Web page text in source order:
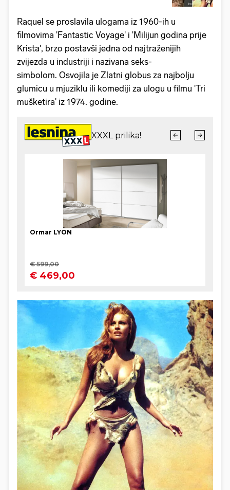
Raquel se proslavila ulogama iz 1960-ih u
filmovima 'Fantastic Voyage' i 'Milijun godina prije
Krista', brzo postavši jedna od najtraženijih
zvijezda u industriji i nazivana seks-
simbolom. Osvojila je Zlatni globus za najbolju
glumicu u mjuziklu ili komediji za ulogu u filmu 'Tri
mušketira' iz 1974. godine.